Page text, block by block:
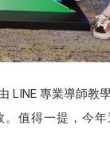
LINE 專業導師教
值得一提，今年